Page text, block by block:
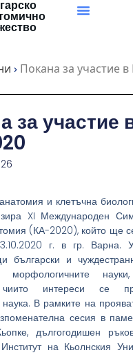
› Покана за участие в
за участие
и клетъчна
XI Международен
(КА-2020), който ще
г. в гр. Варна.
български и
морфологичните
чиито интереси се
наука. В рамките на
сесия в
дългогодишен
на Кьолнския